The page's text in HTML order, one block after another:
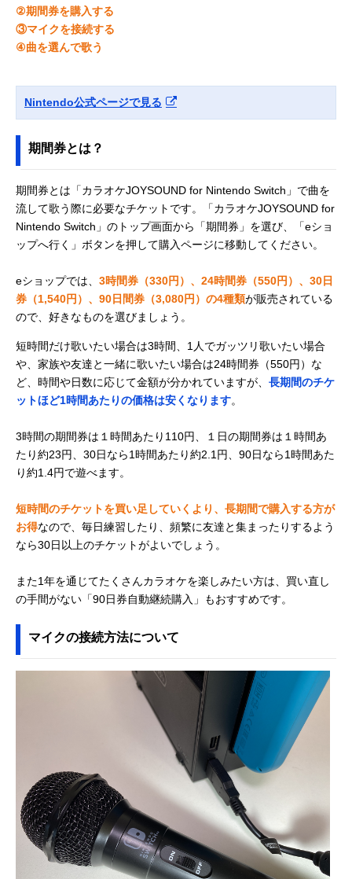
②期間券を購入する
③マイクを接続する
④曲を選んで歌う
Nintendo公式ページで見る
期間券とは？
期間券とは「カラオケJOYSOUND for Nintendo Switch」で曲を
流して歌う際に必要なチケットです。「カラオケJOYSOUND for
Nintendo Switch」のトップ画面から「期間券」を選び、「eショ
ップへ行く」ボタンを押して購入ページに移動してください。
eショップでは、 3時間券（330円）、24時間券（550円）、30日
券（1,540円）、90日間券（3,080円）の4種類が販売されている
ので、好きなものを選びましょう。
短時間だけ歌いたい場合は3時間、1人でガッツリ歌いたい場合
や、家族や友達と一緒に歌いたい場合は24時間券（550円）な
ど、時間や日数に応じて金額が分かれていますが、 長期間のチケ
ットほど1時間あたりの価格は安くなります。
3時間の期間券は１時間あたり110円、１日の期間券は１時間あ
たり約23円、30日なら1時間あたり約2.1円、90日なら1時間あた
り約1.4円で遊べます。
短時間のチケットを買い足していくより、長期間で購入する方が
お得なので、毎日練習したり、頻繁に友達と集まったりするよう
なら30日以上のチケットがよいでしょう。
また1年を通じてたくさんカラオケを楽しみたい方は、買い直し
の手間がない「90日券自動継続購入」もおすすめです。
マイクの接続方法について